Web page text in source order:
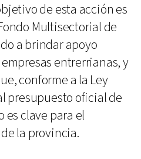
de esta acción es
Multisectorial de
a brindar apoyo
entrerrianas, y
conforme a la Ley
presupuesto oficial de
es clave para el
la provincia.